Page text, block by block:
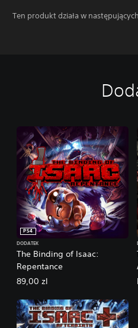
Ten produkt działa w
The Binding of Isaac:
Repentance
PS4
DODATEK
89,00 zl